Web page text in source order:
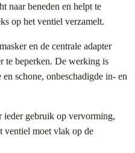
naar beneden en helpt te
op het ventiel verzamelt.
en de centrale adapter
te beperken. De werking is
schone, onbeschadigde in- en
ieder gebruik op vervorming,
ventiel moet vlak op de